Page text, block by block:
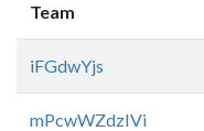
Team
iFGdwYjs
mPcwWZdzIVi